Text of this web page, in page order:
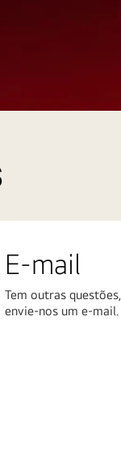
E-mail
Tem outras questões,
envie-nos um e-mail.